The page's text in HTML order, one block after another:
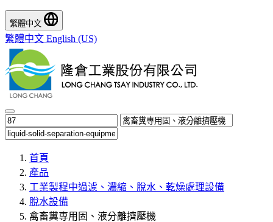
繁體中文
繁體中文 English (US)
首頁
產品
工業製程中過濾、濃縮、脫水、乾燥處理設備
脫水設備
禽畜糞専用固、液分離擠壓機